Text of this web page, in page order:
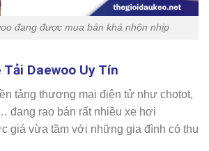
đang được mua bán khá nhộn nhịp
Daewoo Uy Tín
tảng thương mại điện tử như chotot,
đang rao bán rất nhiều xe hơi
giá vừa tầm với những gia đình có thu